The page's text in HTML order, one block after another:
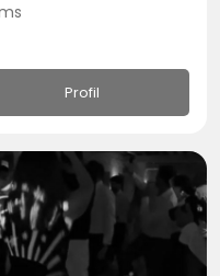
Profil